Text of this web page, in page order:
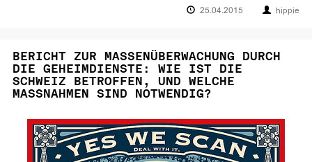
25.04.2015 hippie
BERICHT ZUR MASSENÜBERWACHUNG DURCH
DIE GEHEIMDIENSTE: WIE IST DIE
SCHWEIZ BETROFFEN, UND WELCHE
MASSNAHMEN SIND NOTWENDIG?